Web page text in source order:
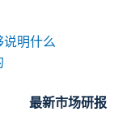
说明什么
最新市场研报